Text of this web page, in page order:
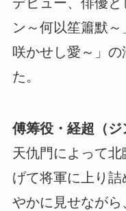
ン～何以笙簫默
咲かせし愛～」
た。
傅筹役・経超（ジ
天仇門によって
げて将軍に上り
やかに見せなが